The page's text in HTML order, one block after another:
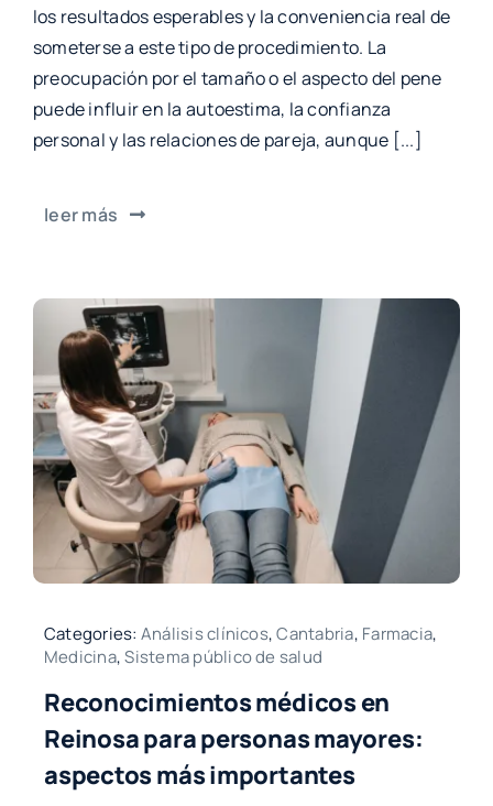
los resultados esperables y la conveniencia real de
someterse a este tipo de procedimiento. La
preocupación por el tamaño o el aspecto del pene
puede influir en la autoestima, la confianza
personal y las relaciones de pareja, aunque [...]
leer más
Categories: Análisis clínicos,Cantabria, Farmacia,
Medicina,Sistema público de salud
Reconocimientos médicos en
Reinosa para personas mayores:
aspectos más importantes